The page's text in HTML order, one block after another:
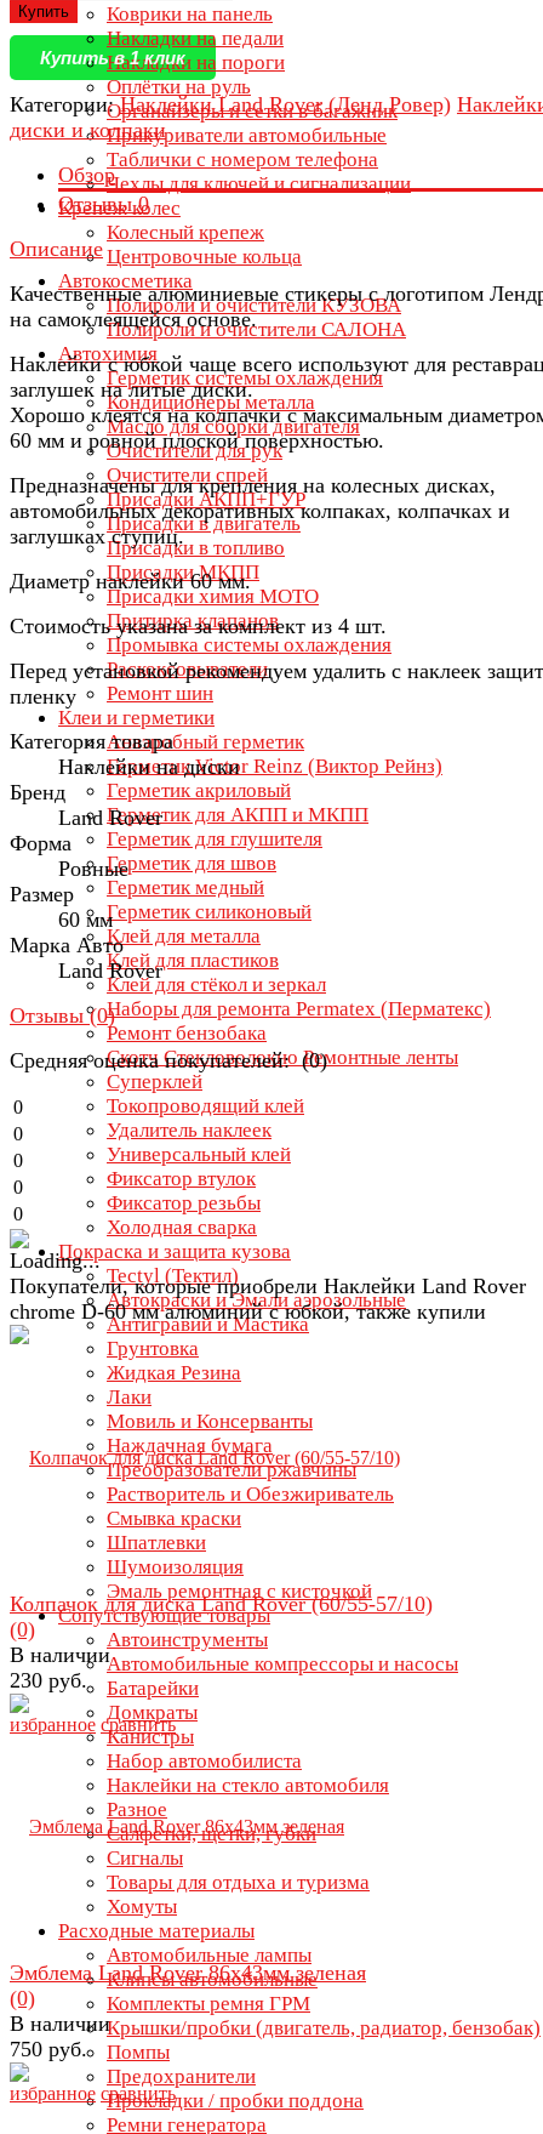
Коврики на панель
Накладки на педали
Накладки на пороги
Оплётки на руль
Органайзеры и сетки в багажник
Прикуриватели автомобильные
Таблички с номером телефона
Чехлы для ключей и сигнализации
Крепеж колес
Колесный крепеж
Центровочные кольца
Автокосметика
Полироли и очистители КУЗОВА
Полироли и очистители САЛОНА
Автохимия
Герметик системы охлаждения
Кондиционеры металла
Масло для сборки двигателя
Очистители для рук
Очистители спрей
Присадки АКПП+ГУР
Присадки в двигатель
Присадки в топливо
Присадки МКПП
Присадки химия МОТО
Притирка клапанов
Промывка системы охлаждения
Раскоксовыватели
Ремонт шин
Клеи и герметики
Анаэробный герметик
Герметик Victor Reinz (Виктор Рейнз)
Герметик акриловый
Герметик для АКПП и МКПП
Герметик для глушителя
Герметик для швов
Герметик медный
Герметик силиконовый
Клей для металла
Клей для пластиков
Клей для стёкол и зеркал
Наборы для ремонта Permatex (Перматекс)
Ремонт бензобака
Скотч Стекловолокно Ремонтные ленты
Суперклей
Токопроводящий клей
Удалитель наклеек
Универсальный клей
Фиксатор втулок
Фиксатор резьбы
Холодная сварка
Покраска и защита кузова
Tectyl (Тектил)
Автокраски и Эмали аэрозольные
Антигравий и Мастика
Грунтовка
Жидкая Резина
Лаки
Мовиль и Консерванты
Наждачная бумага
Преобразователи ржавчины
Растворитель и Обезжириватель
Смывка краски
Шпатлевки
Шумоизоляция
Эмаль ремонтная с кисточкой
Сопутствующие товары
Автоинструменты
Автомобильные компрессоры и насосы
Батарейки
Домкраты
Канистры
Набор автомобилиста
Наклейки на стекло автомобиля
Разное
Салфетки, щетки, губки
Сигналы
Товары для отдыха и туризма
Хомуты
Расходные материалы
Автомобильные лампы
Клипсы автомобильные
Комплекты ремня ГРМ
Крышки/пробки (двигатель, радиатор, бензобак)
Помпы
Предохранители
Прокладки / пробки поддона
Ремни генератора
Купить
Купить в 1 клик
Категории:Наклейки Land Rover (Ленд Ровер)
диски и колпаки
Обзор
Отзывы0
Описание
Качественные алюминиевые стикеры с логотипом
на самоклеящейся основе.
Наклейки с юбкой чаще всего используют для
заглушек на литые диски.
Хорошо клеятся на колпачки с максимальным
60 мм и ровной плоской поверхностью.
Предназначены для крепления на колесных дисках,
автомобильных декоративных колпаках, колпачках и
заглушках ступиц.
Диаметр наклейки 60 мм.
Стоимость указана за комплект из 4 шт.
Перед установкой рекомендуем удалить с наклеек
пленку
Категория товара
Наклейки на диски
Бренд
Land Rover
Форма
Ровные
Размер
60 мм
Марка Авто
Land Rover
Отзывы (0)
Средняя оценка покупателей: (0)
0
0
0
0
0
Покупатели, которые приобрели Наклейки Land Rover
chrome D-60 мм алюминий с юбкой, также купили
избранное сравнить
Колпачок для диска Land Rover (60/55-57/10)
(0)
В наличии
230 руб.
избранное сравнить
Эмблема Land Rover 86х43мм зеленая
(0)
В наличии
750 руб.